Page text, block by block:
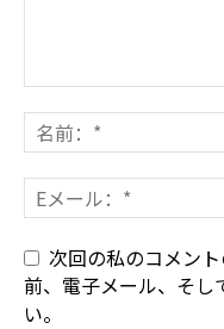
次回の私のコメン
前、電子メール、そし
い。